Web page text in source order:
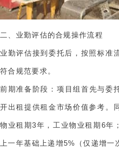
二、业勤评估的合规操作流程
业勤评估接到委托后，按照标准
符合规范要求。
前期准备阶段：项目组首先与
开出租提供租金市场价值参考。
物业租期3年，工业物业租期6年
上一年基础上递增5%（仅递增